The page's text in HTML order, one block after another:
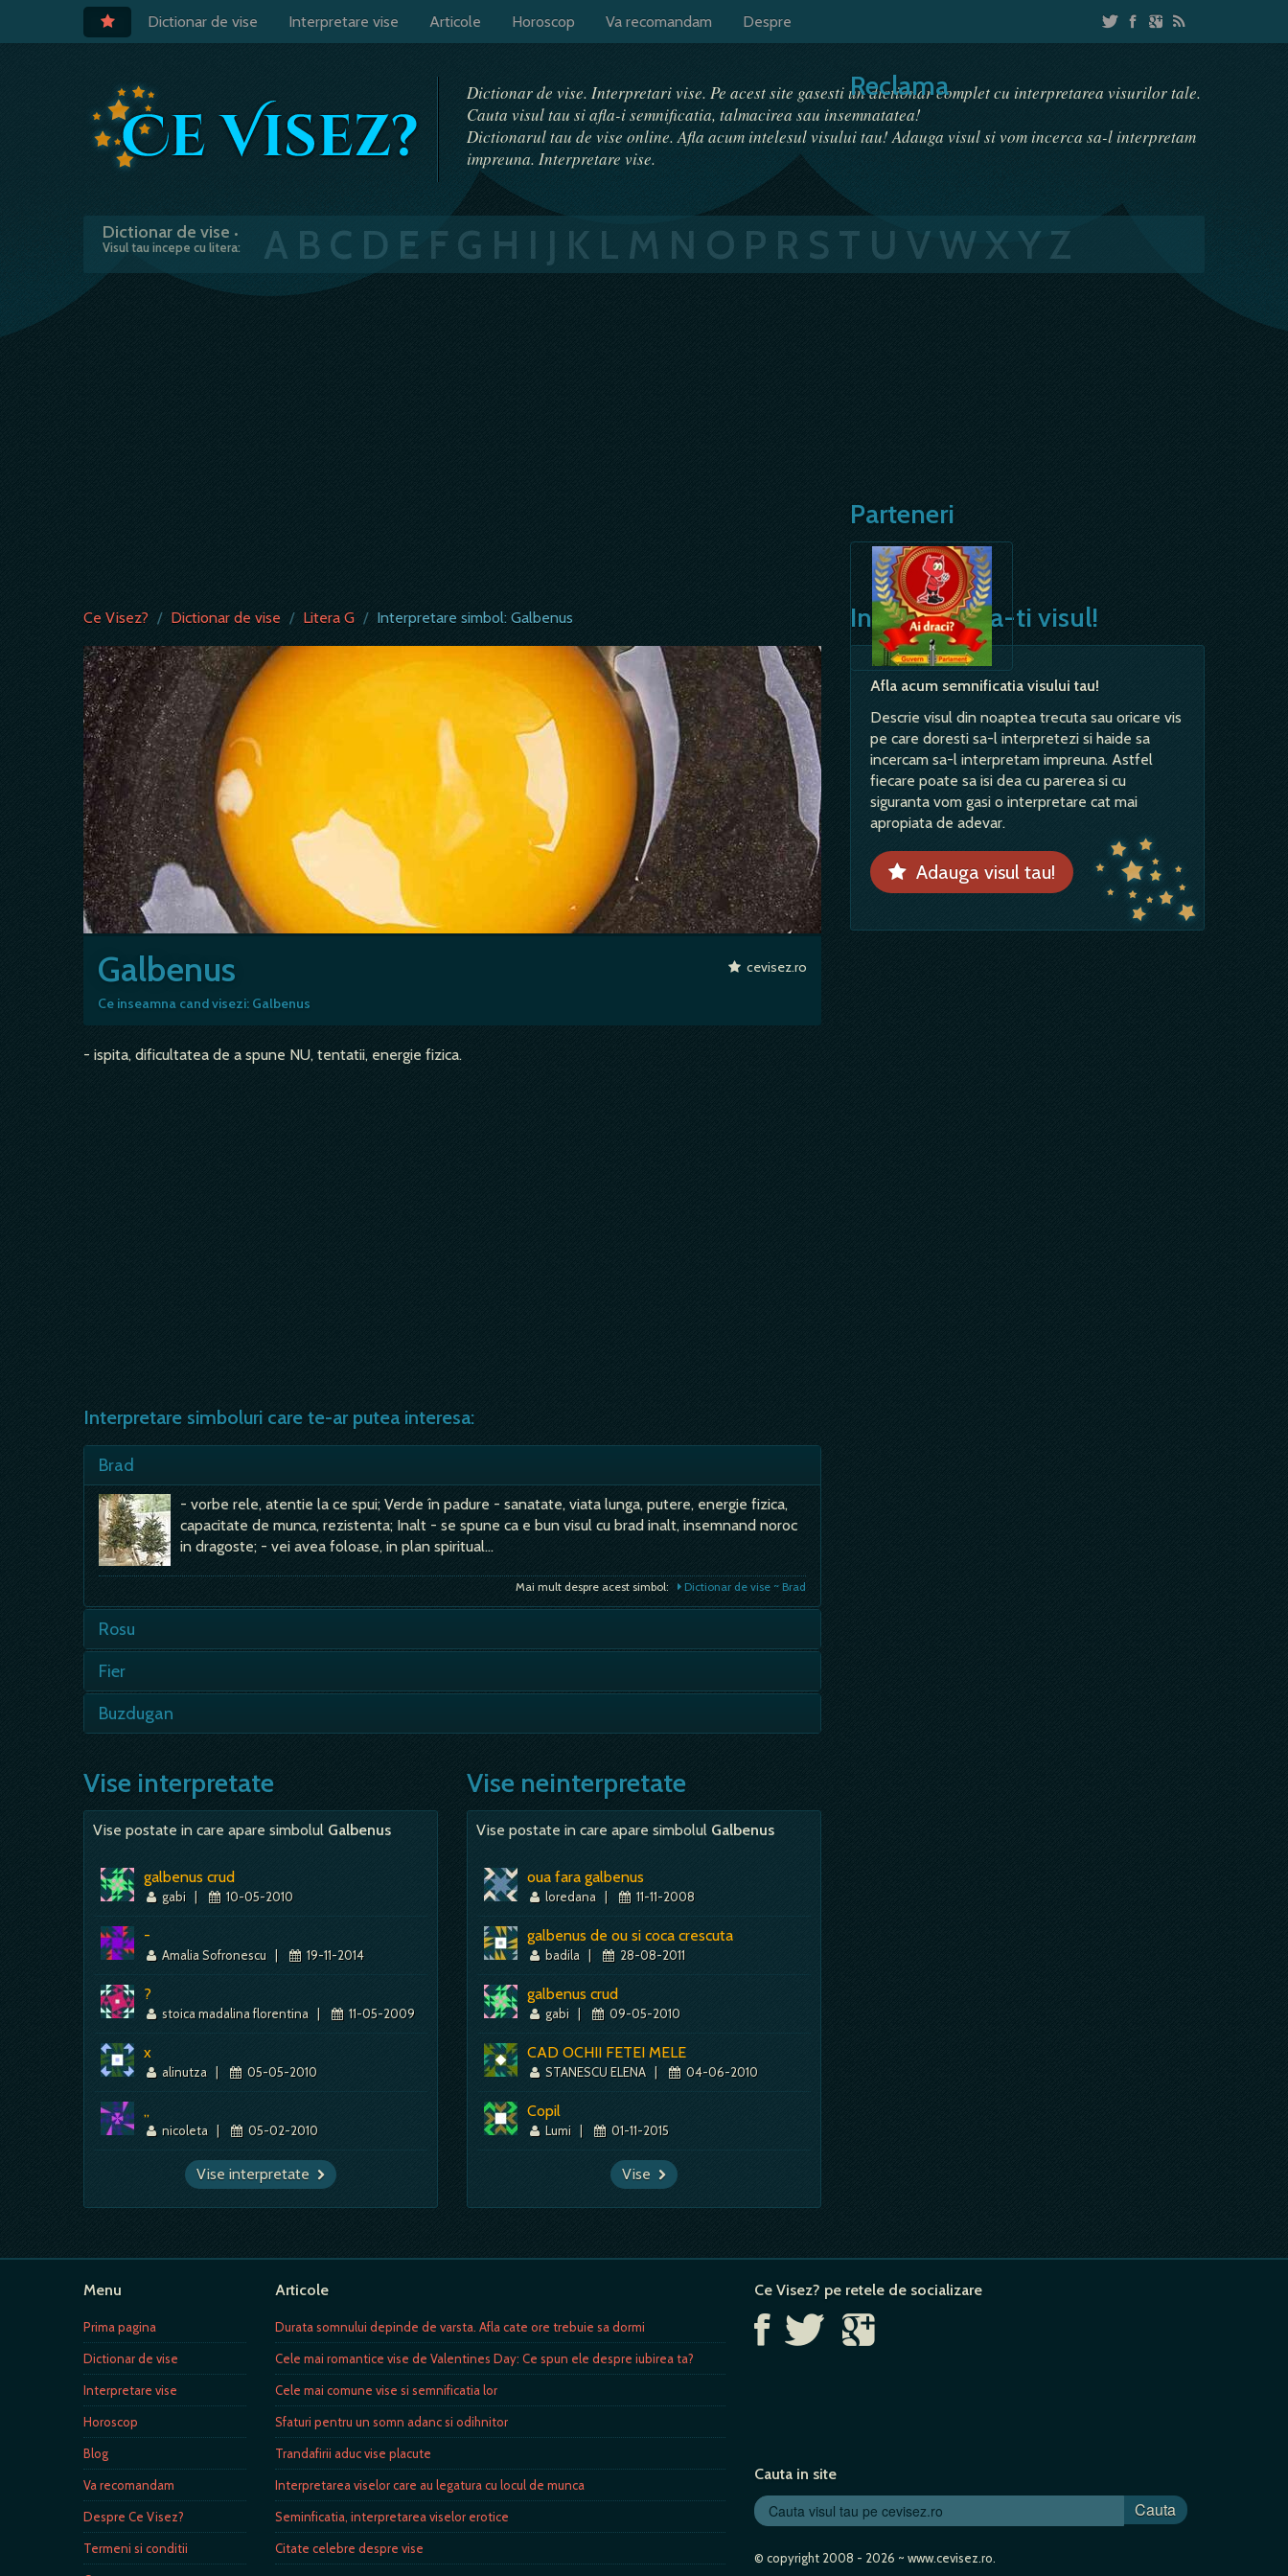
Dictionar de vise Interpretare vise Articole Horoscop Va recomandam Despre
Dictionar de vise. Interpretari vise. Pe acest site gasesti un dictionar complet cu interpretarea visurilor tale.
Cauta visul tau si afla-i semnificatia, talmacirea sau insemnatatea!
Dictionarul tau de vise online. Afla acum intelesul visului tau! Adauga visul si vom incerca sa-l interpretam
impreuna. Interpretare vise.
Dictionar de vise •
Visul tau incepe cu litera:
A B C D E F G H I J K L M N O P R S T U VW XY Z
Ce Visez? / Dictionar de vise / Litera G / Interpretare simbol: Galbenus
Galbenus
Ce inseamna cand visezi: Galbenus
cevisez.ro
- ispita, dificultatea de a spune NU, tentatii, energie fizica.
Interpretare simboluri care te-ar putea interesa:
Brad
- vorbe rele, atentie la ce spui; Verde în padure - sanatate, viata lunga, putere, energie fizica,
capacitate de munca, rezistenta; Inalt - se spune ca e bun visul cu brad inalt, insemnand noroc
in dragoste; - vei avea foloase, in plan spiritual…
Mai mult despre acest simbol: Dictionar de vise ~ Brad
Rosu
aceasta culoare- iti place, nu-ti place; perioada agitata, furie, putere, stimulent, vigoare, lupta,
Fier
încapatânare, ambitie, vointa; - munca grea, indelungata, obositoare; Fier vechi sau ruginit -
recuperare si odihna, stare…
Buzdugan
s-a hotarat, inca, ce sa faca, dar cert este ca visul ne prevesteste si multa putere, nu numai
sufleteasca, ci si fizica.…
Mai mult despre acest simbol: Dictionar de vise ~ Buzdugan
Vise interpretate
Vise postate in care apare simbolul Galbenus
galbenus crud
gabi | 10-05-2010
-
Amalia Sofronescu | 19-11-2014
?
stoica madalina florentina | 11-05-2009
x
alinutza | 05-05-2010
,,
nicoleta | 05-02-2010
Vise interpretate
Vise neinterpretate
Vise postate in care apare simbolul Galbenus
oua fara galbenus
loredana | 11-11-2008
galbenus de ou si coca crescuta
badila | 28-08-2011
galbenus crud
gabi | 09-05-2010
CAD OCHII FETEI MELE
STANESCU ELENA | 04-06-2010
Copil
Lumi | 01-11-2015
Vise
Interpreteaza-ti visul!
Afla acum semnificatia visului tau!
Descrie visul din noaptea trecuta sau oricare vis
pe care doresti sa-l interpretezi si haide sa
incercam sa-l interpretam impreuna. Astfel
fiecare poate sa isi dea cu parerea si cu
siguranta vom gasi o interpretare cat mai
apropiata de adevar.
Adauga visul tau!
Reclama
Parteneri
Menu
Prima pagina
Dictionar de vise
Interpretare vise
Horoscop
Blog
Va recomandam
Despre Ce Visez?
Termeni si conditii
Articole
Durata somnului depinde de varsta. Afla cate ore trebuie sa dormi
Cele mai romantice vise de Valentines Day: Ce spun ele despre iubirea ta?
Cele mai comune vise si semnificatia lor
Sfaturi pentru un somn adanc si odihnitor
Trandafirii aduc vise placute
Interpretarea viselor care au legatura cu locul de munca
Seminficatia, interpretarea viselor erotice
Citate celebre despre vise
Ce Visez? pe retele de socializare
Cauta in site
Cauta
© copyright 2008 - 2026 ~ www.cevisez.ro.